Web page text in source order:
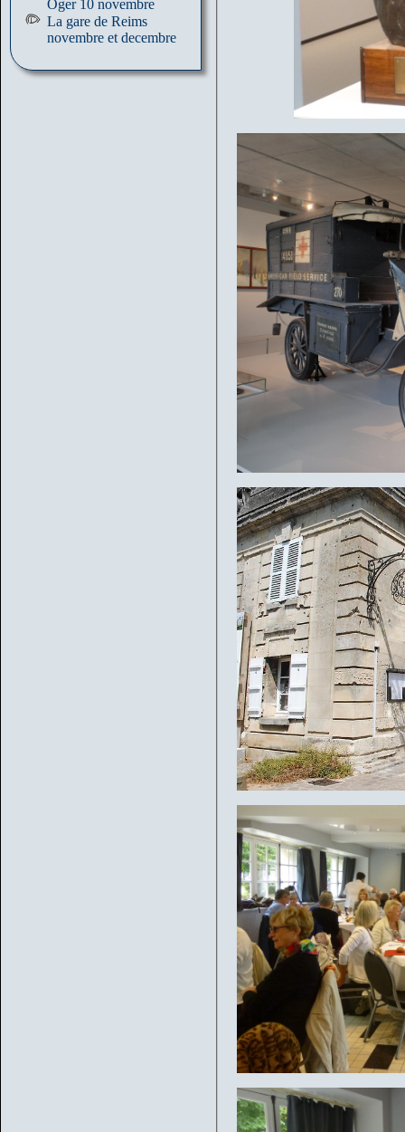
Oger 10 novembre
La gare de Reims
novembre et decembre